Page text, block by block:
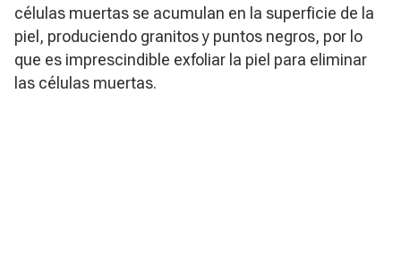
células muertas se acumulan en la superficie de la
piel, produciendo granitos y puntos negros, por lo
que es imprescindible exfoliar la piel para eliminar
las células muertas.